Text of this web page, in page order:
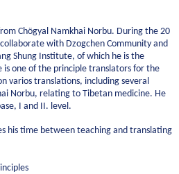
Chögyal Namkhai Norbu. During the 20
with Dzogchen Community and
Shung Institute, of which he is the
is one of the principle translators for the
varios translations, including several
Norbu, relating to Tibetan medicine. He
I and II. level.
his time between teaching and translating